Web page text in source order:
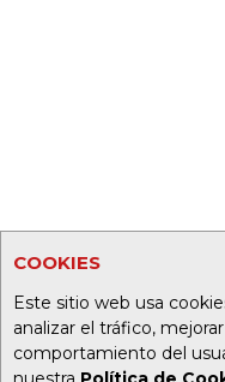
COOKIES
Este sitio web usa
analizar el tráfico,
comportamiento del